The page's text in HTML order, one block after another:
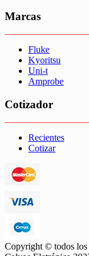
Marcas
Fluke
Kyoritsu
Uni-t
Amprobe
Cotizador
Recientes
Cotizar
Copyright © todos los